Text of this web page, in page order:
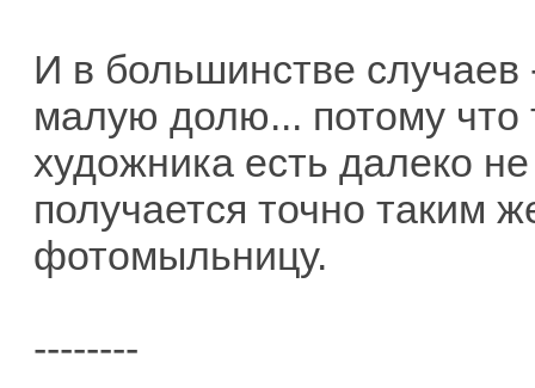
И в большинстве случаев
малую долю... потому
художника есть далеко
получается точно таким
фотомыльницу.
--------